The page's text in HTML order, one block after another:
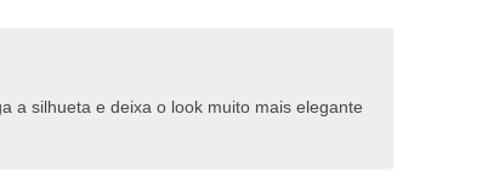
a silhueta e deixa o look muito mais elegante